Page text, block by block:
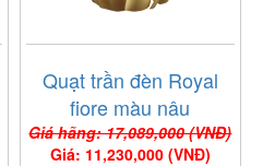
Quạt trần đèn Royal
fiore màu nâu
Giá hãng: 17,089,000 (VNĐ)
Giá: 11,230,000 (VNĐ)